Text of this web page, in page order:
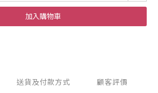
加入購物車
送貨及付款方式 顧客評價